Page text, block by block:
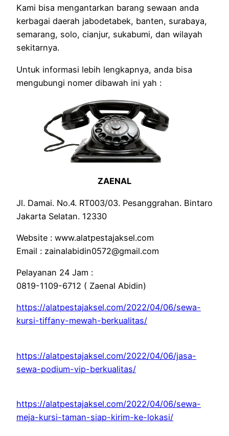
Kami bisa mengantarkan barang sewaan anda
kerbagai daerah jabodetabek, banten, surabaya,
semarang, solo, cianjur, sukabumi, dan wilayah
sekitarnya.
Untuk informasi lebih lengkapnya, anda bisa
mengubungi nomer dibawah ini yah :
ZAENAL
Jl. Damai. No.4. RT003/03. Pesanggrahan. Bintaro
Jakarta Selatan. 12330
Website : www.alatpestajaksel.com
Email : zainalabidin0572@gmail.com
Pelayanan 24 Jam :
0819-1109-6712 ( Zaenal Abidin)
https://alatpestajaksel.com/2022/04/06/sewa-
kursi-tiffany-mewah-berkualitas/
https://alatpestajaksel.com/2022/04/06/jasa-
sewa-podium-vip-berkualitas/
https://alatpestajaksel.com/2022/04/06/sewa-
meja-kursi-taman-siap-kirim-ke-lokasi/